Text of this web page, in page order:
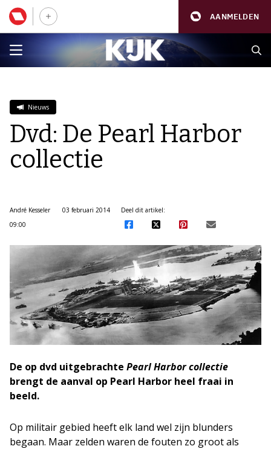
AANMELDEN
Nieuws
Dvd: De Pearl Harbor
collectie
André Kesseler
03 februari 2014
09:00
Deel dit artikel:
De op dvd uitgebrachte Pearl Harbor collectie
brengt de aanval op Pearl Harbor heel fraai in
beeld.
Op militair gebied heeft elk land wel zijn blunders
begaan. Maar zelden waren de fouten zo groot als